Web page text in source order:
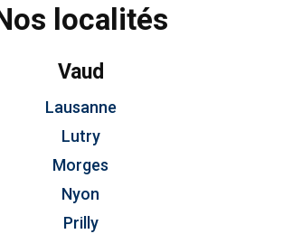
localités
Vaud
Lausanne
Lutry
Morges
Nyon
Prilly